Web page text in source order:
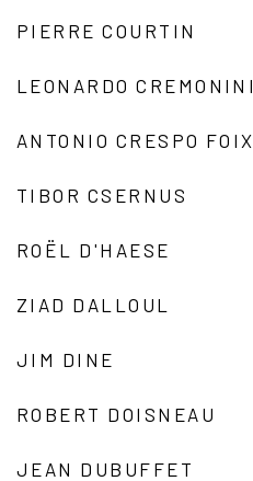
PIERRE COURTIN
LEONARDO CREMONINI
ANTONIO CRESPO FOIX
TIBOR CSERNUS
ROËL D'HAESE
ZIAD DALLOUL
JIM DINE
ROBERT DOISNEAU
JEAN DUBUFFET